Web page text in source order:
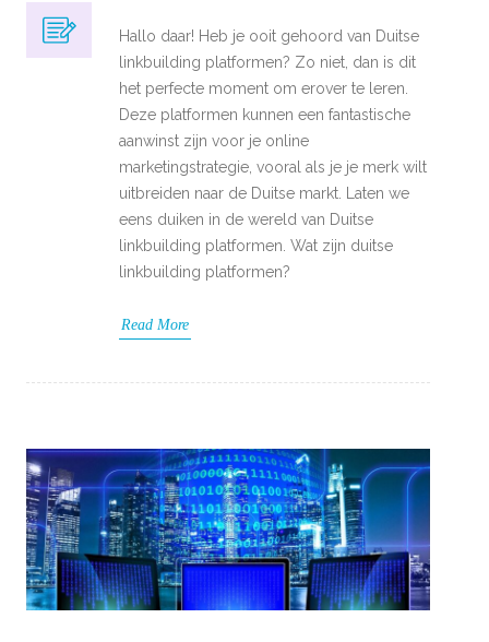
Hallo daar! Heb je ooit gehoord van Duitse
linkbuilding platformen? Zo niet, dan is dit
het perfecte moment om erover te leren.
Deze platformen kunnen een fantastische
aanwinst zijn voor je online
marketingstrategie, vooral als je je merk wilt
uitbreiden naar de Duitse markt. Laten we
eens duiken in de wereld van Duitse
linkbuilding platformen. Wat zijn duitse
linkbuilding platformen?
Read More